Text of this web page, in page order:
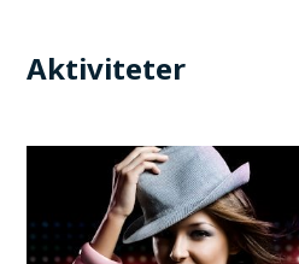
Aktiviteter